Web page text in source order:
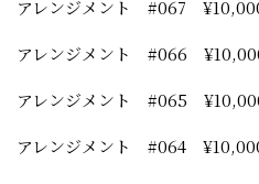
アレンジメント #067
アレンジメント #066
アレンジメント #065
アレンジメント #064